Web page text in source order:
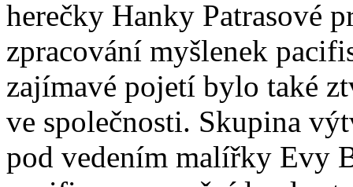
herečky Hanky Patrasové
zpracování myšlenek
zajímavé pojetí bylo také
ve společnosti. Skupina
pod vedením malířky Evy